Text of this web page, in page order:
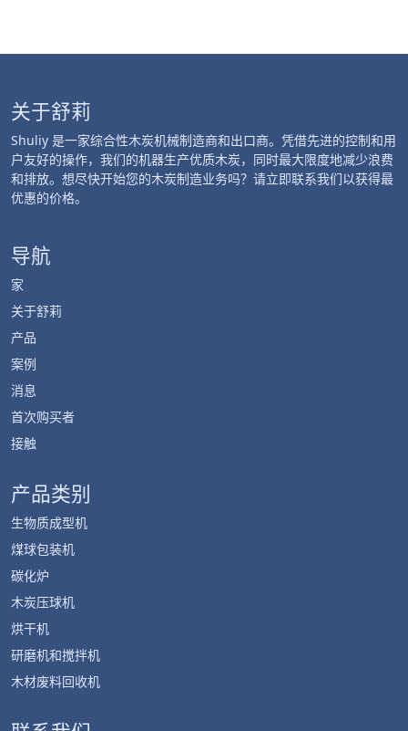
关于舒莉
Shuliy 是一家综合性木炭机械制造商和出口商。凭借先进的控制和用
户友好的操作，我们的机器生产优质木炭，同时最大限度地减少浪费
和排放。想尽快开始您的木炭制造业务吗？请立即联系我们以获得最
优惠的价格。
导航
家
关于舒莉
产品
案例
消息
首次购买者
接触
产品类别
生物质成型机
煤球包装机
碳化炉
木炭压球机
烘干机
研磨机和搅拌机
木材废料回收机